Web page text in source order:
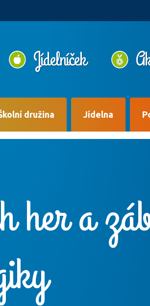
Jídelníček
družina Jídelna
her a